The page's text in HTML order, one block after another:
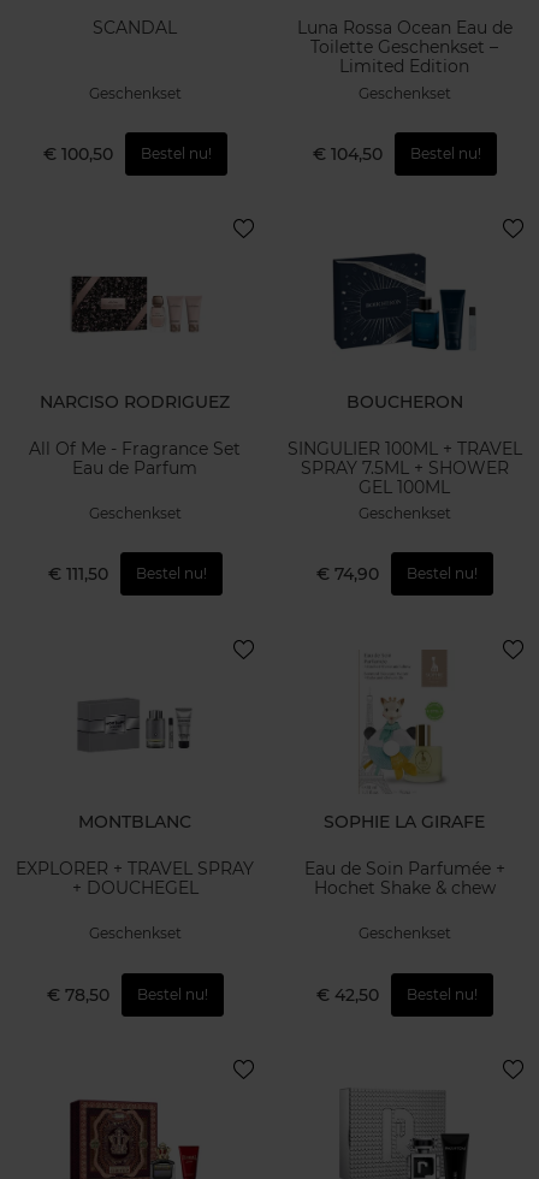
SCANDAL
Geschenkset
€ 100,50 Bestel nu!
Luna Rossa Ocean Eau de
Toilette Geschenkset –
Limited Edition
Geschenkset
€ 104,50 Bestel nu!
NARCISO RODRIGUEZ
All Of Me - Fragrance Set
Eau de Parfum
Geschenkset
€ 111,50 Bestel nu!
BOUCHERON
SINGULIER 100ML + TRAVEL
SPRAY 7.5ML + SHOWER
GEL 100ML
Geschenkset
€ 74,90 Bestel nu!
MONTBLANC
EXPLORER + TRAVEL SPRAY
+ DOUCHEGEL
Geschenkset
€ 78,50 Bestel nu!
SOPHIE LA GIRAFE
Eau de Soin Parfumée +
Hochet Shake & chew
Geschenkset
€ 42,50 Bestel nu!